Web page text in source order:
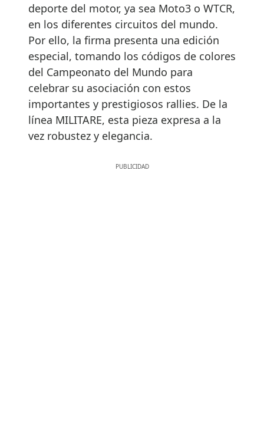
deporte del motor, ya sea Moto3 o WTCR,
en los diferentes circuitos del mundo.
Por ello, la firma presenta una edición
especial, tomando los códigos de colores
del Campeonato del Mundo para
celebrar su asociación con estos
importantes y prestigiosos rallies. De la
línea MILITARE, esta pieza expresa a la
vez robustez y elegancia.